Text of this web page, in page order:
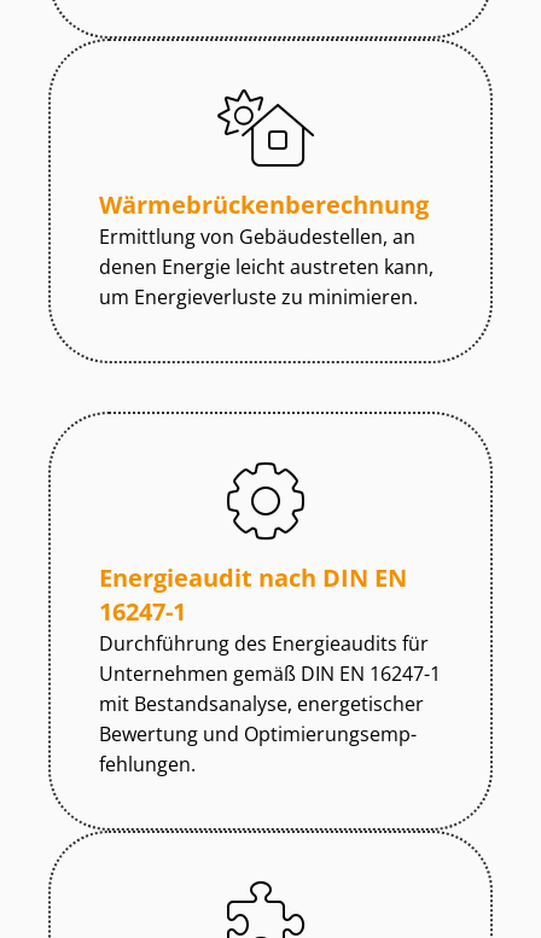
Wär­me­brü­cken­be­rech­nung
Ermittlung von Gebäudestellen, an
denen Energie leicht austreten kann,
um Energieverluste zu minimieren.
Energieaudit nach DIN EN
16247-1
Durchführung des Energieaudits für
Unternehmen gemäß DIN EN 16247-1
mit Bestandsanalyse, energetischer
Bewertung und Op­ti­mie­rungs­emp­
feh­lun­gen.